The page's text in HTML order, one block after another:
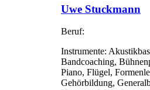
Uwe Stuckmann
Beruf:
Instrumente:
Bandcoaching,
Piano, Flügel,
Gehörbildung,